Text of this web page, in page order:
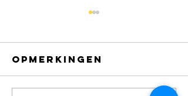
Opmerkingen